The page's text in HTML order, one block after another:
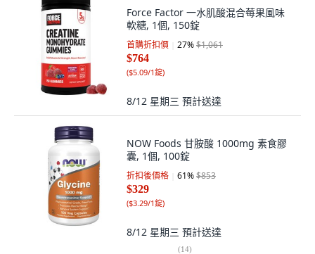
Force Factor 一水肌酸混合莓果風味
軟糖, 1個, 150錠
首購折扣價 27%$1,061
$764
($5.09/1錠)
8/12 星期三 預計送達
NOW Foods 甘胺酸 1000mg 素食膠
囊, 1個, 100錠
折扣後價格 61%$853
$329
($3.29/1錠)
8/12 星期三 預計送達
(14)